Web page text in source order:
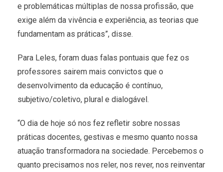
e problemáticas múltiplas de nossa profissão, que
exige além da vivência e experiência, as teorias que
fundamentam as práticas”, disse.
Para Leles, foram duas falas pontuais que fez os
professores sairem mais convictos que o
desenvolvimento da educação é contínuo,
subjetivo/coletivo, plural e dialogável.
“O dia de hoje só nos fez refletir sobre nossas
práticas docentes, gestivas e mesmo quanto nossa
atuação transformadora na sociedade. Percebemos o
quanto precisamos nos reler, nos rever, nos reinventar